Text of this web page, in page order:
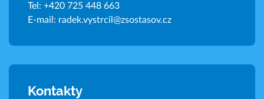
Tel: +420 725 448 663
E-mail: radek.vystrcil@zsostasov.cz
Kontakty